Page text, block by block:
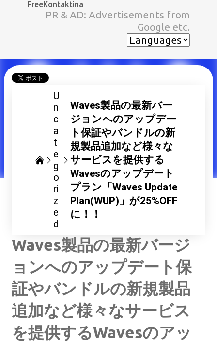
スキップしてメイン コンテンツに移動
FreeKontaktina
PR & AD: Advertisements from
Google etc.
U
n
c
a
t
e
g
o
ri
z
e
d
Waves製品の最新バー
ジョンへのアップデー
ト保証やバンドルの新
規製品追加など様々な
サービスを提供する
Wavesのアップデート
プラン「Waves Update
Plan(WUP)」が25%OFF
に！！
Waves製品の最新バージ
ョンへのアップデート保
証やバンドルの新規製品
追加など様々なサービス
を提供するWavesのアッ